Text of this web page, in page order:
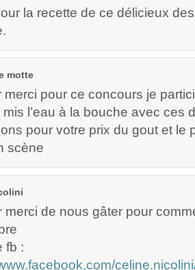
la recette de ce délicieux
motte
merci pour ce concours je
mis l’eau à la bouche avec ces
pour votre prix du gout et le
scène
merci de nous gâter pour
fb :